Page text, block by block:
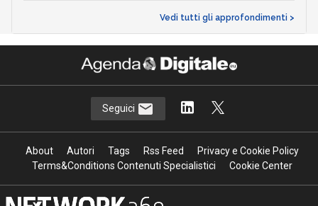
Vedi tutti gli approfondimenti >
Seguici
About Autori Tags Rss Feed
Privacy e Cookie Policy
Terms&Conditions Contenuti Specialistici
Cookie Center